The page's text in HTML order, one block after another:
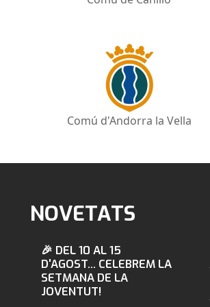
Comú d'Andorra la Vella
NOVETATS
🎉 DEL 10 AL 15
D'AGOST... CELEBREM LA
SETMANA DE LA
JOVENTUT!